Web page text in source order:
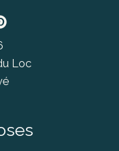
Loc